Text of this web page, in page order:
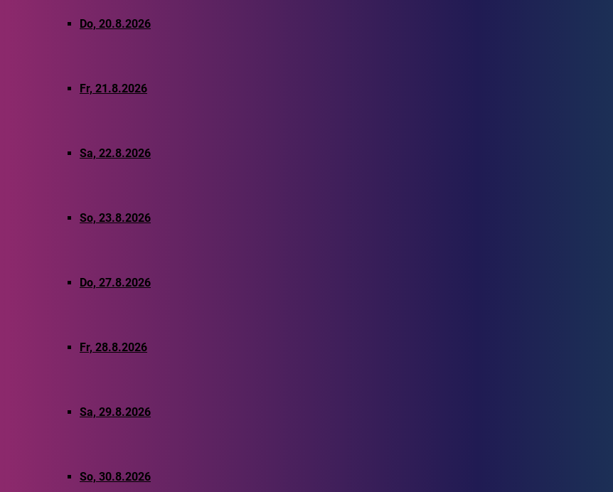
Do, 20.8.2026
Fr, 21.8.2026
Sa, 22.8.2026
So, 23.8.2026
Do, 27.8.2026
Fr, 28.8.2026
Sa, 29.8.2026
So, 30.8.2026